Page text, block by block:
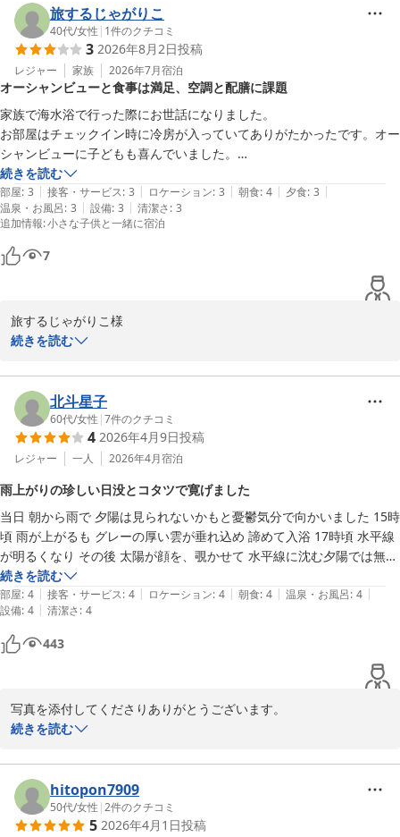
季節で変わる海を眺めにまたぜひ、いらしください。
スタッフ一同、お待ちしております。
上下浜温泉 柿崎マリンホテルハマナス
2026-05-15
旅するじゃがりこ
40代/女性 | 1件のクチコミ
3 2026年8月2日投稿
レジャー 家族 2026年7月宿泊
オーシャンビューと食事は満足、空調と配膳に課題
家族で海水浴で行った際にお世話になりました。
お部屋はチェックイン時に冷房が入っていてありがたかったです。オー
シャンビューに子どもも喜んでいました。
冷房は、昼間は気付かなかったのですが、夜寝る時は音の大きさが気に
なりました。かといって、暑い季節なので停めると暑いし…と考えてる
内になかなか眠れませんでした。
なかなか眠れないに関連して、夏なので、薄い掛け布団とかもあるとあ
りがたかったなと思いました。
夕食、朝食ボリューム満点でおいしかったです。個人的に、外食時のみ
そ汁が味が濃いことが多いなと感じているのですが、いい感じに薄味の
みそ汁がとてもよかったです。
ただ、夕食はお品書きが付いていましたが、「三種盛り」等の内容はよ
そびれました。会席料理ですが、こちらの食べるスピードに関係なく、
あっという間に次々と、デザートまで早めに運ばれて、なんだかな…と
いう感じでした。
ホテルの方々は、基本的に親切でした。
子どもも楽しかったようです。
ありがとうございました。
続きを読む
部屋: 3 | 接客・サービス: 3 | ロケーション: 3 | 朝食: 4 | 夕食: 3 |
温泉・お風呂: 3 | 設備: 3 | 清潔さ: 3
追加情報:小さな子供と一緒に宿泊
7
旅するじゃがりこ様
この度は当館をご利用いただきましてありがとうございます。
冷房の清掃点検をしておきます。
お料理もお褒めいただきましてありがとうございます。
お料理の出すタイミング、お品書、接客の心配りが出来ず申し訳ご
ざいませんでした。
旅するじゃがりこ様よりいただいた貴重なご意見をこれからの改善
いただきたいと思います。
また機会がありましたら従業員一同心よりお待ち申し上げておりま
す。
上下浜温泉 柿崎マリンホテルハマナス
2026-08-03
続きを読む
北斗星子
60代/女性 |7件のクチコミ
4 2026年4月9日投稿
レジャー 一人 2026年4月宿泊
雨上がりの珍しい日没とコタツで寛げました
当日 朝から雨で 夕陽は見られないかもと憂鬱気分で向かいました 15時
頃 雨が上がるも グレーの厚い雲が垂れ込め 諦めて入浴 17時頃 水平線
が明るくなり その後 太陽が顔を、覗かせて 水平線に沈む夕陽では無か
ったものの 珍しい日没が見られて良かったです
肌寒い日、部屋にコタツがあって寛げました
お風呂に行く時用に タオルや着替えを入れるビニール袋があったらい
いなと思いました
続きを読む
部屋: 4 | 接客・サービス: 4 | ロケーション: 4 | 朝食: 4 | 温泉・お風呂: 4 |
設備: 4 | 清潔さ: 4
443
写真を添付してくださりありがとうございます。
美しい景色が見られたようで、天の運にも恵まれたのですね。
いただいたお声をもとに、よりよく改善する努力をしてまいります
ので、
またぜひご来館くださいませ。
続きを読む
hitopon7909
50代/女性 |2件のクチコミ
5 2026年4月1日投稿